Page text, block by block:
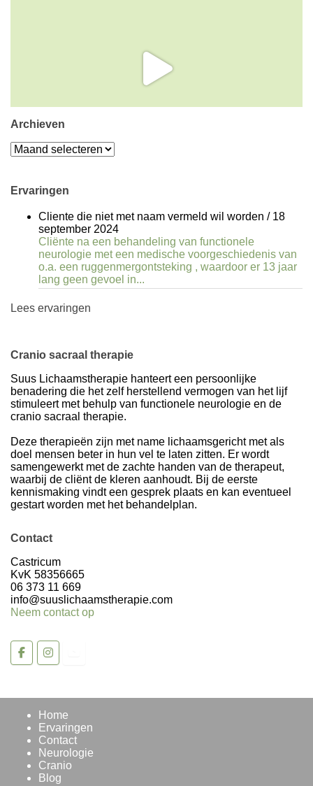
Archieven
Archieven
Ervaringen
Cliente die niet met naam vermeld wil worden / 18
september 2024
Cliënte na een behandeling van functionele
neurologie met een medische voorgeschiedenis van
o.a. een ruggenmergontsteking , waardoor er 13 jaar
lang geen gevoel in...
Lees ervaringen
Cranio sacraal therapie
Suus Lichaamstherapie hanteert een persoonlijke
benadering die het zelf herstellend vermogen van het lijf
stimuleert met behulp van functionele neurologie en de
cranio sacraal therapie.
Deze therapieën zijn met name lichaamsgericht met als
doel mensen beter in hun vel te laten zitten. Er wordt
samengewerkt met de zachte handen van de therapeut,
waarbij de cliënt de kleren aanhoudt. Bij de eerste
kennismaking vindt een gesprek plaats en kan eventueel
gestart worden met het behandelplan.
Contact
Castricum
KvK 58356665
06 373 11 669
info@suuslichaamstherapie.com
Neem contact op
Home
Ervaringen
Contact
Neurologie
Cranio
Blog